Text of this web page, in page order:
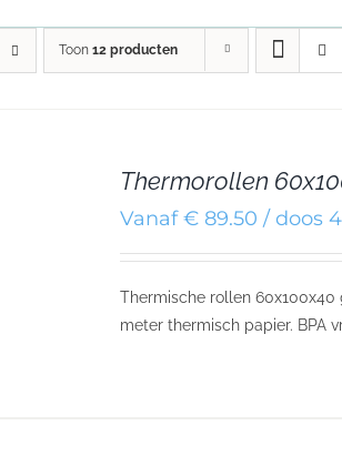
Toon 12 producten
Thermorollen
Vanaf € 89.50 / doos
Thermische rollen
meter thermisch papier. BPA